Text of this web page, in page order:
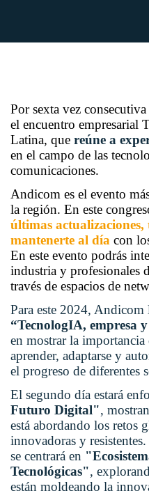
Por sexta vez
el encuentro empresarial
Latina, que reúne a
en el campo de las
comunicaciones.
Andicom es el evento
la región. En este
últimas actualizaciones,
mantenerte al día con
En este evento podrás
industria y profesionales
través de espacios de
Para este 2024,
“TecnologIA, empresa
en mostrar la importancia
aprender, adaptarse y
el progreso de diferentes
El segundo día estará
Futuro Digital",
está abordando los retos
innovadoras y
se centrará en
Tecnológicas",
están moldeando la